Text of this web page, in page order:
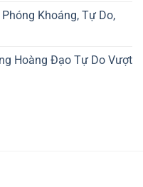
Khoáng, Tự Do,
Hoàng Đạo Tự Do Vượt